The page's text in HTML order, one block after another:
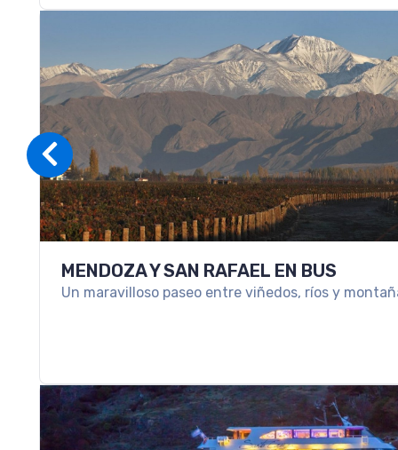
SKI EN USHUAIA
Ski en Ushuaia: viví la nieve en el fin del mundo